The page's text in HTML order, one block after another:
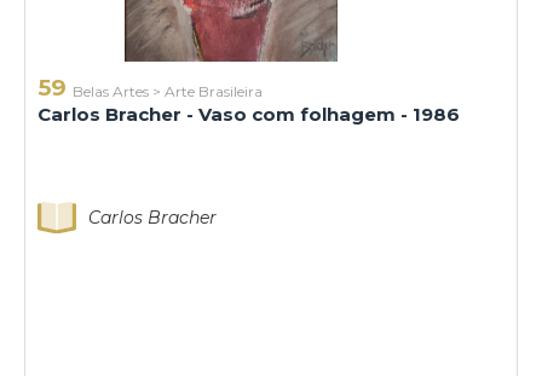
59 Belas Artes > Arte Brasileira
Carlos Bracher - Vaso com folhagem - 1986
Carlos Bracher